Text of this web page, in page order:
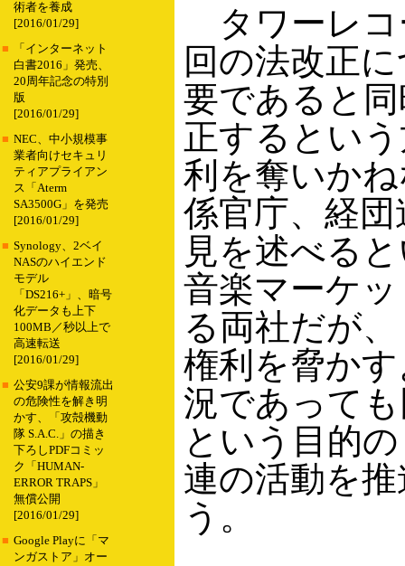
術者を養成
[2016/01/29]
■
「インターネット
白書2016」発売、
20周年記念の特別
版
[2016/01/29]
■ NEC、中小規模事
業者向けセキュリ
ティアプライアン
ス「Aterm
SA3500G」を発売
[2016/01/29]
■ Synology、2ベイ
NASのハイエンド
モデル
「DS216+」、暗号
化データも上下
100MB／秒以上で
高速転送
[2016/01/29]
■ 公安9課が情報流出
の危険性を解き明
かす、「攻殻機動
隊 S.A.C.」の描き
下ろしPDFコミッ
ク「HUMAN-
ERROR TRAPS」
無償公開
[2016/01/29]
■ Google Playに「マ
ンガストア」オー
タワーレコ
回の法改正
要であると
正するとい
利を奪いか
係官庁、経
見を述べる
音楽マーケ
る両社だが
権利を脅か
況であって
という目的
連の活動を
う。